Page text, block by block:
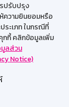
รปรับปรุง
ความยินยอมหรือ
ระเภท ในกรณีที่
กกี้ คลิกข้อมูลเพิ่ม
ลส่วน
Notice)
Search